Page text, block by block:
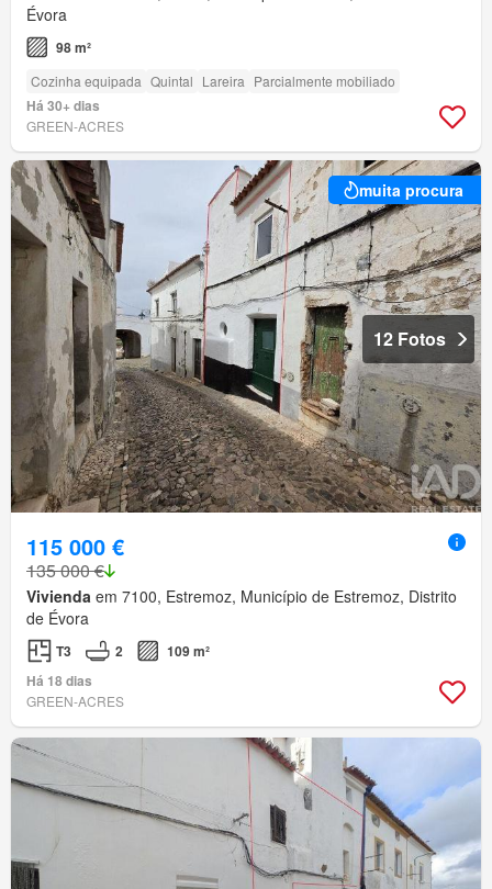
Évora
98 m²
Cozinha equipada Quintal Lareira Parcialmente mobiliado
Há 30+ dias
GREEN-ACRES
muita procura
12 Fotos
115 000 €
135 000 €
Vivienda em 7100, Estremoz, Município de Estremoz, Distrito
de Évora
T3 2
109 m²
Há 18 dias
GREEN-ACRES